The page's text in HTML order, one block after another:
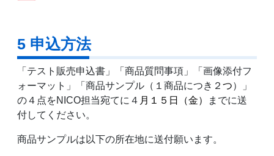
5 申込方法
「テスト販売申込書」「商品質問事項」「画像添付フ
ォーマット」「商品サンプル（１商品につき２つ）」
の４点をNICO担当宛てに４ 月１５日（金）
までに送
付してください。
商品サンプルは以下の所在地に送付願います。